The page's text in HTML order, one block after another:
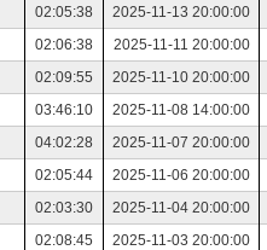
02:05:38 2025-11-13 20:00:00
02:06:38 2025-11-11 20:00:00
02:09:55 2025-11-10 20:00:00
03:46:10 2025-11-08 14:00:00
04:02:28 2025-11-07 20:00:00
02:05:44 2025-11-06 20:00:00
02:03:30 2025-11-04 20:00:00
02:08:45 2025-11-03 20:00:00